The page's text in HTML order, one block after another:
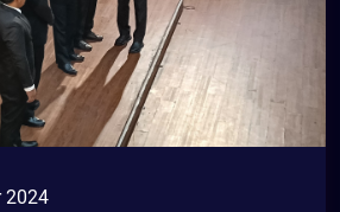
2024